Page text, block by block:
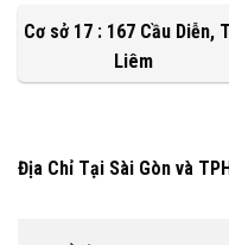
Cơ sở 17 : 167 Cầu Diễn,
Liêm
Địa Chỉ Tại Sài Gòn và